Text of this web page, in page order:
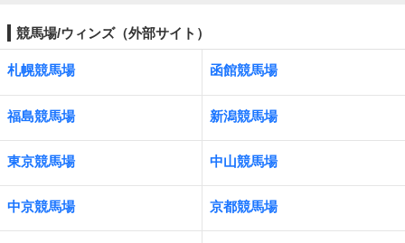
競馬場/ウィンズ（外部サイト）
札幌競馬場 函館競馬場
福島競馬場 新潟競馬場
東京競馬場 中山競馬場
中京競馬場 京都競馬場